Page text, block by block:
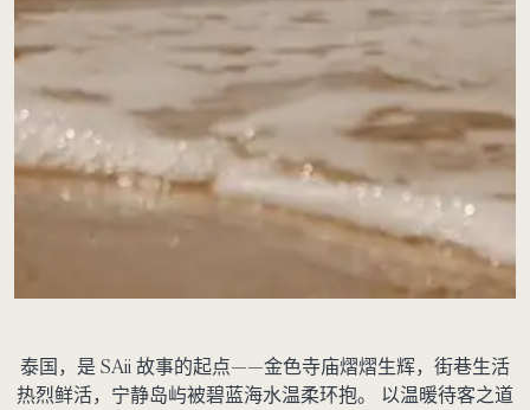
泰国，是 SAii 故事的起点——金色寺庙熠熠生辉，街巷生活
热烈鲜活，宁静岛屿被碧蓝海水温柔环抱。 以温暖待客之道